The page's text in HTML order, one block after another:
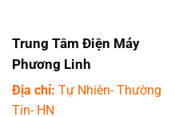
Trung Tâm Điện Máy
Phương Linh
Địa chỉ: Tự Nhiên- Thường
Tín- HN